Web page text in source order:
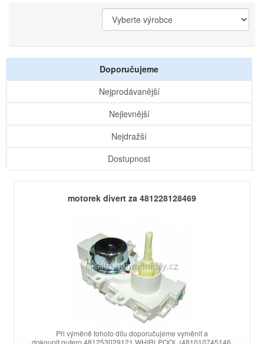
Doporučujeme
Nejprodávanější
Nejlevnější
Nejdražší
Dostupnost
motorek divert za 481228128469
Při výměně tohoto dílu doporučujeme vyměnit a
dokoupit gufero 481253029121 WHIRLPOOL (481010745146,